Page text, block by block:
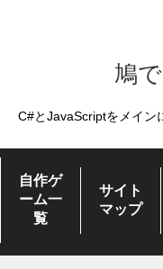
鳩
C#とJavaScriptをメイン
自作ゲ
ーム一
覧
サイト
マップ